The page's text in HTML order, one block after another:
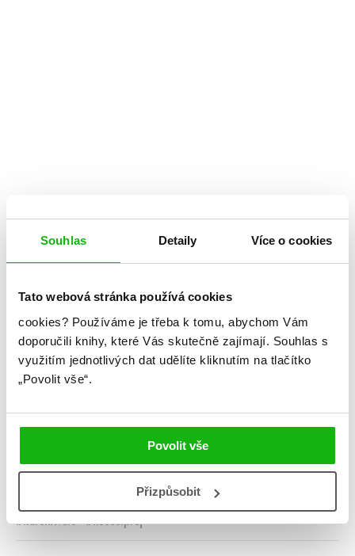
Souhlas Detaily Více o cookies
Tato webová stránka používá cookies
cookies? Používáme je třeba k tomu, abychom Vám
doporučili knihy, které Vás skutečně zajímají. Souhlas s
využitím jednotlivých dat udělíte kliknutím na tlačítko
„Povolit vše“.
Povolit vše
Přizpůsobit
Kategorie: young adult
Žánr: Contemporary
Něco si přej